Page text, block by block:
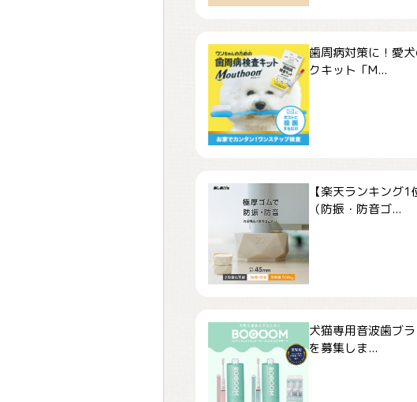
歯周病対策に！愛
クキット「M...
【楽天ランキング
（防振・防音ゴ...
犬猫専用音波歯ブ
を募集しま...